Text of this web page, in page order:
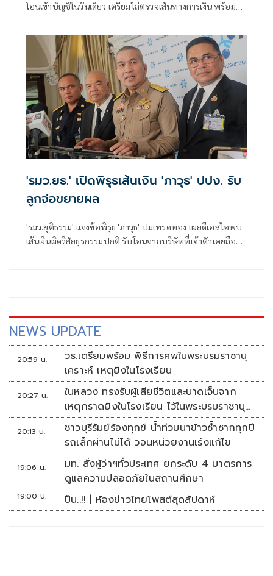
โอนเข้าบัญชีในวันเดียว เตรียมไล่ตรวจเส้นทางการเงิน พร้อม
เกือบ 100 ราย
'รมว.ยธ.' เปิดพิรุธเส้นเงิน 'ภาวุธ' ปปง. รับ
ลูกจ่อขยายผล
'รมว.ยุติธรรม' แจงข้อพิรุธ 'ภาวุธ' ปมเทรดทอง เผยดีเอสไอพบ
เส้นเงินผิดวิสัยธุรกรรมปกติ รับโอนจากบริษัทที่เจ้าตัวเคยถือ
NEWS UPDATE
20:59 น.
วธ.เตรียมพร้อม พิธีการศพในพระบรมราชานุ
เคราะห์ เหตุยิงในโรงเรียน
20:27 น.
ในหลวง ทรงรับผู้เสียชีวิตและบาดเจ็บจาก
เหตุกราดยิงในโรงเรียน ไว้ในพระบรมราชานุ
เคราะห์
20:13 น.
ชาวบุรีรัมย์ร้องทุกข์ น้ำท่วมนาข้าวซ้ำซากทุกปี
รถเล็กผ่านไม่ได้ วอนหน่วยงานเร่งแก้ไข
19:06 น.
มท. สั่งผู้ว่าฯทั่วประเทศ ยกระดับ 4 มาตรการ
ดูแลความปลอดภัยในสถานศึกษา
19:00 น. ปืน..!! | ห้องข่าวไทยโพสต์สุดสัปดาห์